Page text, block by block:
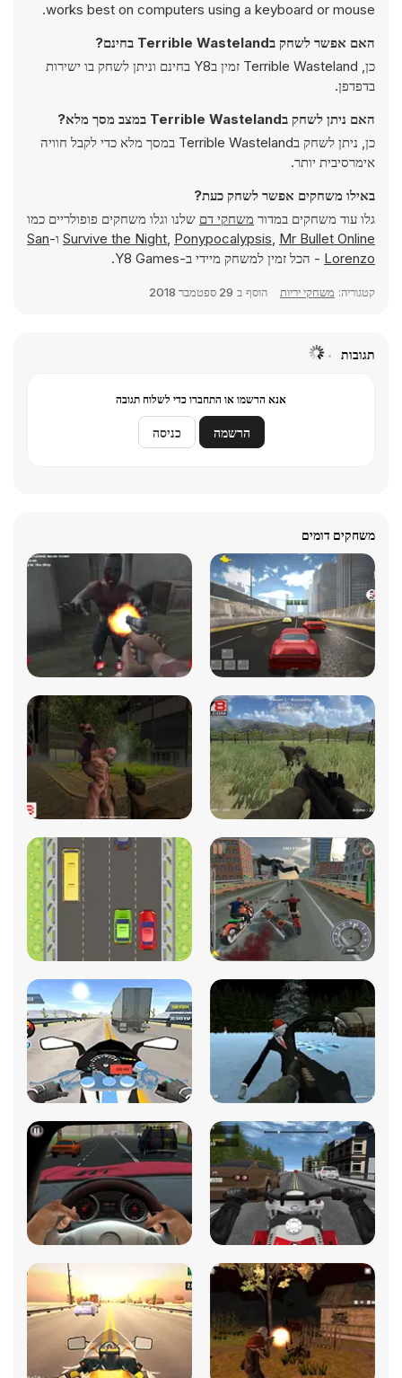
works best on computers using a keyboard or mouse.
האם אפשר לשחק בTerrible Wasteland בחינם?
כן, Terrible Wasteland זמין בY8 בחינם וניתן לשחק בו ישירות
בדפדפן.
האם ניתן לשחק בTerrible Wasteland במצב מסך מלא?
כן, ניתן לשחק בTerrible Wasteland במסך מלא כדי לקבל חוויה
אימרסיבית יותר.
באילו משחקים אפשר לשחק כעת?
גלו עוד משחקים במדור משחקי דם שלנו וגלו משחקים פופולריים כמו
Survive the Night, Ponypocalypsis, Mr Bullet Online ו-San
Lorenzo - הכל זמין למשחק מיידי ב-Y8 Games.
קטגוריה: משחקי יריות הוסף ב 29 ספטמבר 2018
תגובות
אנא הרשמו או התחברו כדי לשלוח תגובה
הרשמה כניסה
משחקים דומים